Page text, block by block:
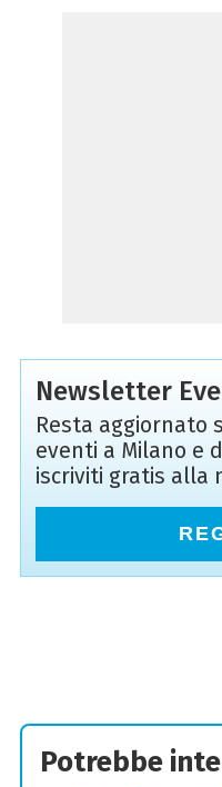
Newsletter
Resta aggiornato
eventi a Milano e
iscriviti gratis alla
Potrebbe